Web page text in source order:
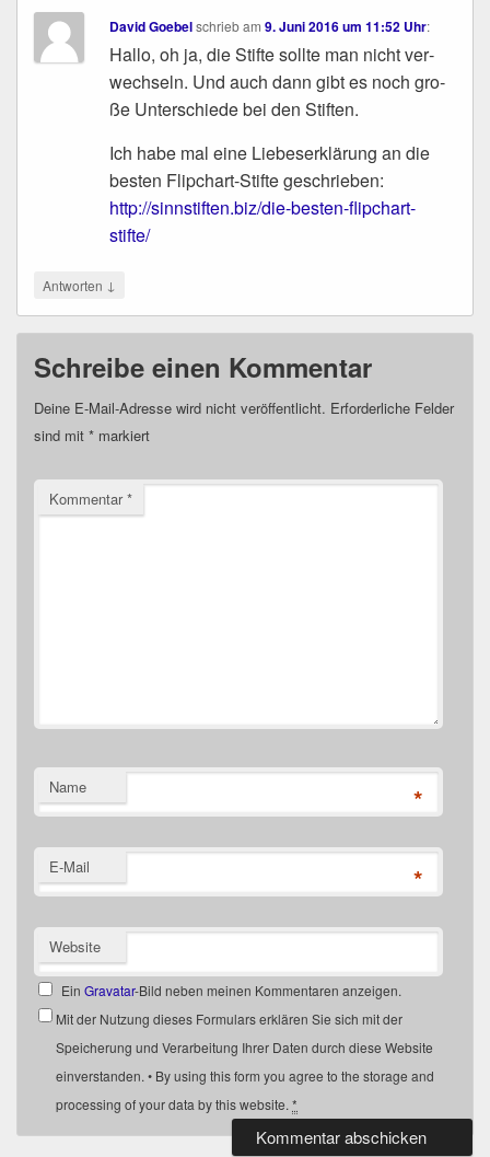
David Goebel schriebam9. Juni 2016 um 11:52 Uhr:
Hal­lo, oh ja, die Stif­te soll­te man nicht ver­
wech­seln. Und auch dann gibt es noch gro­
ße Unter­schie­de bei den Stiften.
Ich habe mal eine Lie­bes­er­klä­rung an die
bes­ten Flip­chart-Stif­te geschrieben:
http://​sinn​stif​ten​.biz/​d​i​e​-​b​e​s​t​e​n​-​f​l​i​p​c​h​a​rt-
stifte/
Antworten ↓
Schreibe einen Kommentar
Deine E-Mail-Adresse wird nicht veröffentlicht. Erforderliche Felder
sind mit * markiert
Kommentar*
Name *
E-Mail *
Website
EinGravatar-Bild neben meinen Kommentaren anzeigen.
Mit der Nutzung dieses Formulars erklären Sie sich mit der
Speicherung und Verarbeitung Ihrer Daten durch diese Website
einverstanden. • By using this form you agree to the storage and
processing of your data by this website.*